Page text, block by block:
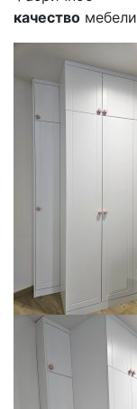
качество мебели